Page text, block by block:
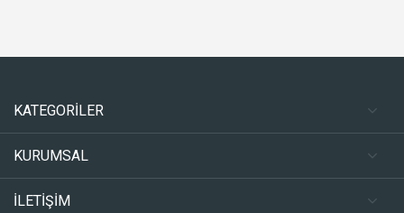
KATEGORİLER
KURUMSAL
İLETİŞİM